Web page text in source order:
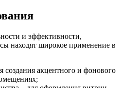
и эффективности,
находят широкое применение в
создания акцентного и фонового